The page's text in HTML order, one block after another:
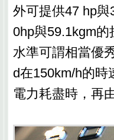
外可提供47 hp
0hp與59.1kgm
水準可謂相當優
d在150km/h的時
電力耗盡時，再